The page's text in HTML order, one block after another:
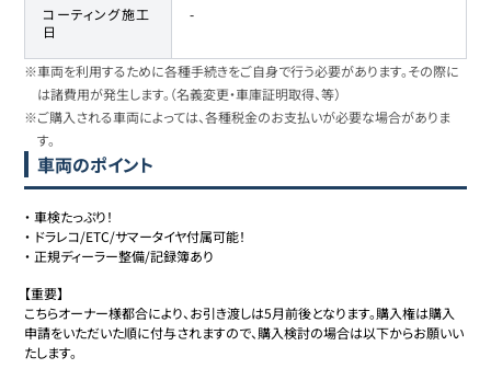
コーティング施工
日
-
※車両を利用するために各種手続きをご自身で行う必要があります。その際に
は諸費用が発生します。（名義変更・車庫証明取得、等）
※ご購入される車両によっては、各種税金のお支払いが必要な場合がありま
す。
車両のポイント
・車検たっぷり！
・ ドラレコ/ETC/サマータイヤ付属可能！
・ 正規ディーラー整備/記録簿あり
【重要】
こちらオーナー様都合により、お引き渡しは5月前後となります。購入権は購入
申請をいただいた順に付与されますので、購入検討の場合は以下からお願いい
たします。